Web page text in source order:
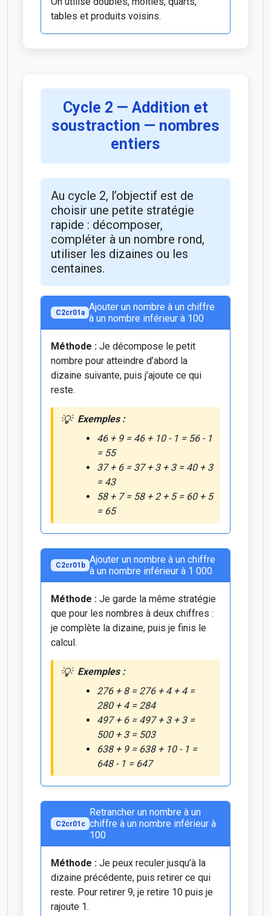
tables et produits voisins.
Cycle 2 — Addition et
soustraction — nombres
entiers
Au cycle 2, l’objectif est de
choisir une petite stratégie
rapide : décomposer,
compléter à un nombre rond,
utiliser les dizaines ou les
centaines.
C2cr01a Ajouter un nombre à un chiffre
à un nombre inférieur à 100
Méthode :Je décompose le petit
nombre pour atteindre d’abord la
dizaine suivante, puis j’ajoute ce qui
reste.
Exemples :
46 + 9 = 46 + 10 - 1 = 56 - 1
= 55
37 + 6 = 37 + 3 + 3 = 40 + 3
= 43
58 + 7 = 58 + 2 + 5 = 60 + 5
= 65
C2cr01b Ajouter un nombre à un chiffre
à un nombre inférieur à 1 000
Méthode :Je garde la même stratégie
que pour les nombres à deux chiffres :
je complète la dizaine, puis je finis le
calcul.
Exemples :
276 + 8 = 276 + 4 + 4 =
280 + 4 = 284
497 + 6 = 497 + 3 + 3 =
500 + 3 = 503
638 + 9 = 638 + 10 - 1 =
648 - 1 = 647
C2cr01c
Retrancher un nombre à un
chiffre à un nombre inférieur à
100
Méthode :Je peux reculer jusqu’à la
dizaine précédente, puis retirer ce qui
reste. Pour retirer 9, je retire 10 puis je
rajoute 1.